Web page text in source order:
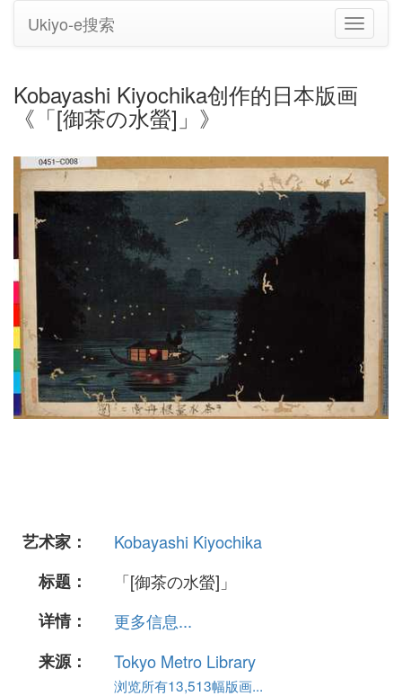
切
换
Ukiyo-e搜索
Kobayashi Kiyochika创作的日本版画
《「[御茶の水螢]」》
艺术家：
Kobayashi Kiyochika
标题：
「[御茶の水螢]」
详情：
更多信息...
来源：
Tokyo Metro Library
浏览所有13,513幅版画...